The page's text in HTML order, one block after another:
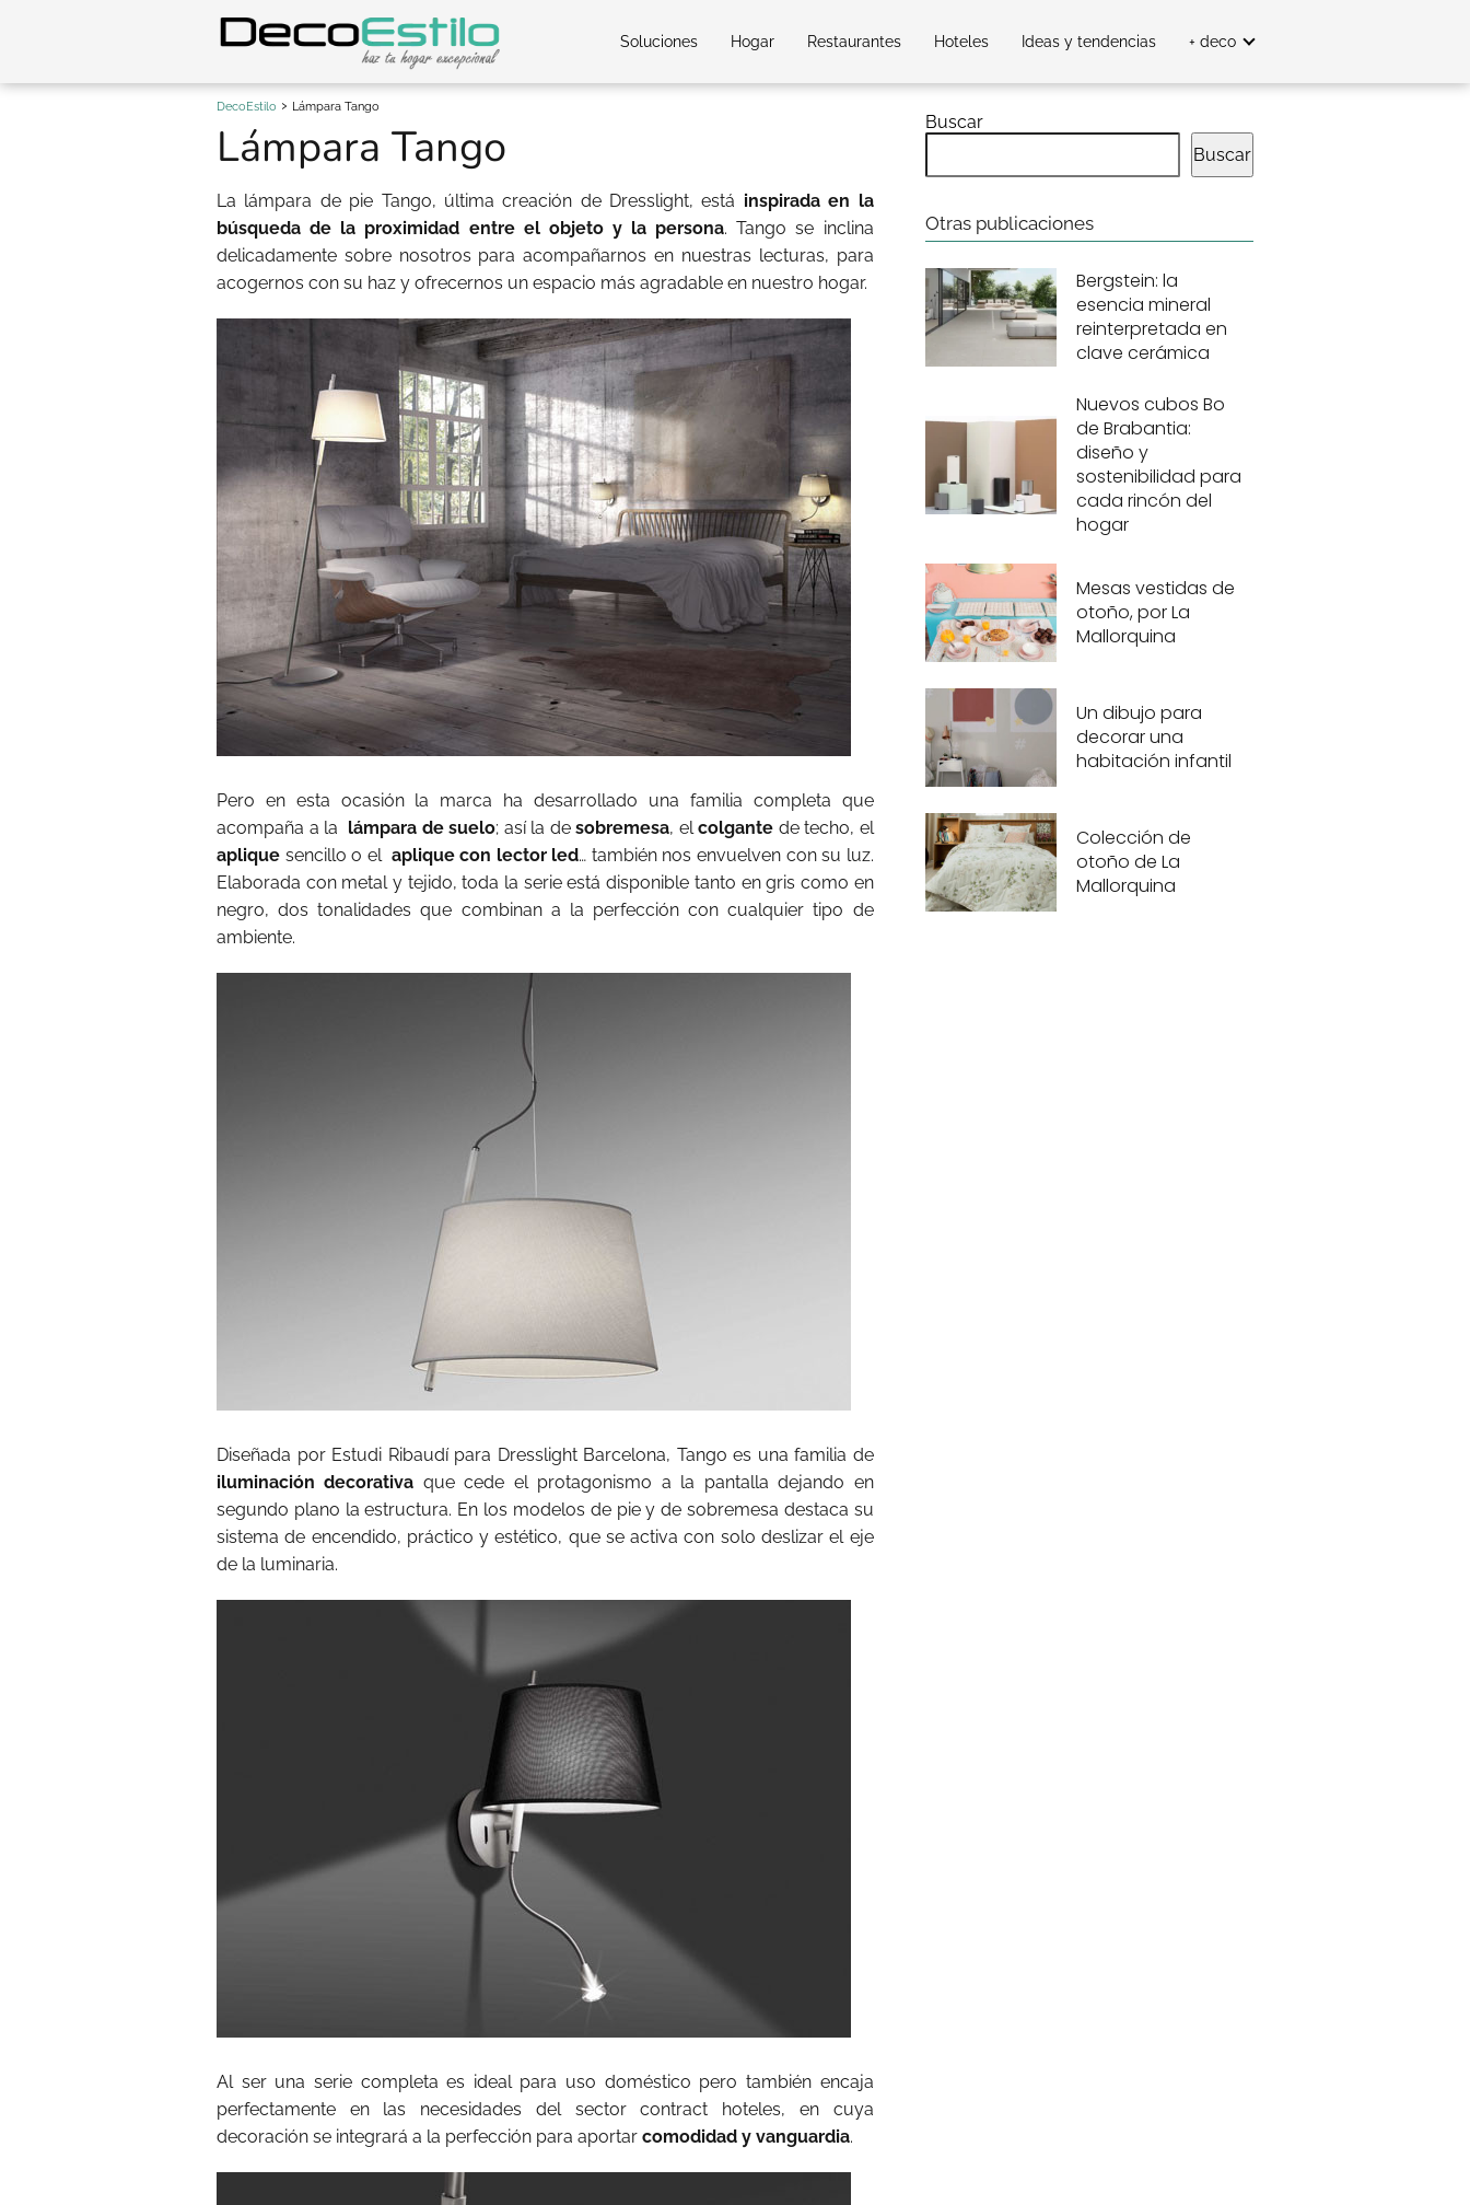
Soluciones Hogar Restaurantes Hoteles Ideas y tendencias + deco
DecoEstilo Lámpara Tango
Lámpara Tango
La lámpara de pie Tango, última creación de Dresslight, está inspirada en la
búsqueda de la proximidad entre el objeto y la persona. Tango se inclina
delicadamente sobre nosotros para acompañarnos en nuestras lecturas, para
acogernos con su haz y ofrecernos un espacio más agradable en nuestro hogar.
Pero en esta ocasión la marca ha desarrollado una familia completa que
acompaña a la lámpara de suelo; así la desobremesa, elcolgante de techo, el
aplique sencillo o el aplique con lector led… también nos envuelven con su luz.
Elaborada con metal y tejido, toda la serie está disponible tanto en gris como en
negro, dos tonalidades que combinan a la perfección con cualquier tipo de
ambiente.
Diseñada por Estudi Ribaudí para Dresslight Barcelona, Tango es una familia de
iluminación decorativa que cede el protagonismo a la pantalla dejando en
segundo plano la estructura. En los modelos de pie y de sobremesa destaca su
sistema de encendido, práctico y estético, que se activa con solo deslizar el eje
de la luminaria.
Al ser una serie completa es ideal para uso doméstico pero también encaja
perfectamente en las necesidades del sector contract hoteles, en cuya
decoración se integrará a la perfección para aportar comodidad y vanguardia.
Buscar
Buscar
Otras publicaciones
Bergstein: la
esencia mineral
reinterpretada en
clave cerámica
Nuevos cubos Bo
de Brabantia:
diseño y
sostenibilidad para
cada rincón del
hogar
Mesas vestidas de
otoño, por La
Mallorquina
Un dibujo para
decorar una
habitación infantil
Colección de
otoño de La
Mallorquina